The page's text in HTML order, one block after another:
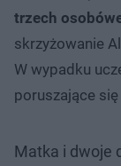
trzech
skrzyżowanie
W wypadku
poruszające
Matka i dwoje